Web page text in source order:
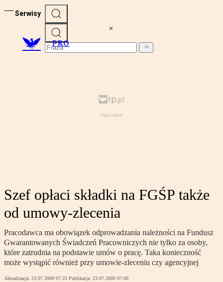
Serwisy
PRO
Szef opłaci składki na FGŚP także
od umowy-zlecenia
Pracodawca ma obowiązek odprowadzania należności na Fundusz
Gwarantowanych Świadczeń Pracowniczych nie tylko za osoby,
które zatrudnia na podstawie umów o pracę. Taka konieczność
może wystąpić również przy umowie-zleceniu czy agencyjnej
Aktualizacja: 23.07.2009 07:25 Publikacja: 23.07.2009 07:00